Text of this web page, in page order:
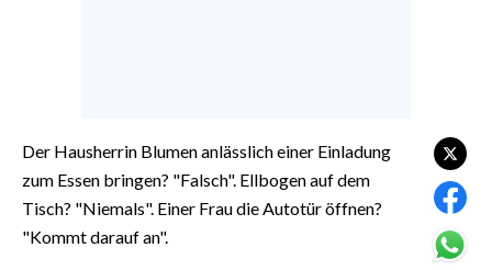
INSULARITÀ
FOTO
Der Hausherrin Blumen anlässlich einer Einladung
zum Essen bringen? "Falsch". Ellbogen auf dem
Tisch? "Niemals". Einer Frau die Autotür öffnen?
"Kommt darauf an".